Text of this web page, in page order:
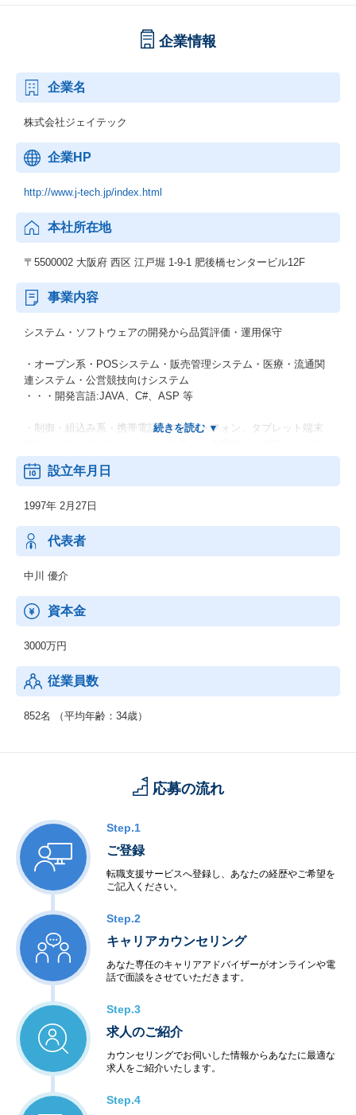
企業情報
企業名
株式会社ジェイテック
企業HP
http://www.j-tech.jp/index.html
本社所在地
〒5500002 大阪府 西区 江戸堀 1-9-1 肥後橋センタービル12F
事業内容
システム・ソフトウェアの開発から品質評価・運用保守
・オープン系・POSシステム・販売管理システム・医療・流通関
連システム・公営競技向けシステム
・・・開発言語:JAVA、C#、ASP 等
・制御・組込み系・携帯電話（スマートフォン、タブレット端末
ェア等
・・・開発言語:JAVA,、C++等
・自社パッケージ開発・施設内統合システム・RFID連携システム
・・・開発言語:C# 等
設立年月日
1997年 2月27日
代表者
中川 優介
資本金
3000万円
従業員数
852名 （平均年齢：34歳）
応募の流れ
Step.1
ご登録
転職支援サービスへ登録し、あなたの経歴やご希望を
ご記入ください。
Step.2
キャリアカウンセリング
あなた専任のキャリアアドバイザーがオンラインや電
話で面談をさせていただきます。
Step.3
求人のご紹介
カウンセリングでお伺いした情報からあなたに最適な
求人をご紹介いたします。
Step.4